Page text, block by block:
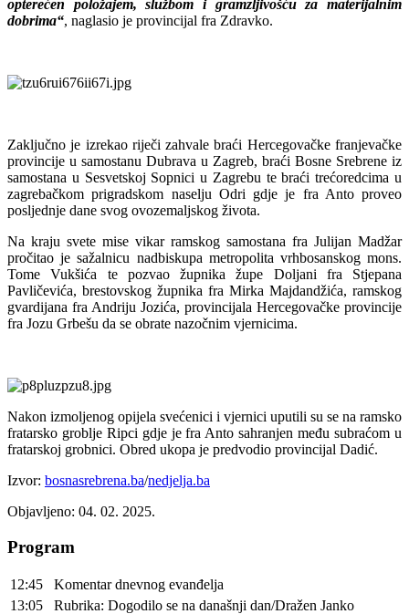
opterećen položajem, službom i gramzljivošću za materijalnim
dobrima“, naglasio je provincijal fra Zdravko.
Zaključno je izrekao riječi zahvale braći Hercegovačke franjevačke
provincije u samostanu Dubrava u Zagreb, braći Bosne Srebrene iz
samostana u Sesvetskoj Sopnici u Zagrebu te braći trećoredcima u
zagrebačkom prigradskom naselju Odri gdje je fra Anto proveo
posljednje dane svog ovozemaljskog života.
Na kraju svete mise vikar ramskog samostana fra Julijan Madžar
pročitao je sažalnicu nadbiskupa metropolita vrhbosanskog mons.
Tome Vukšića te pozvao župnika župe Doljani fra Stjepana
Pavličevića, brestovskog župnika fra Mirka Majdandžića, ramskog
gvardijana fra Andriju Jozića, provincijala Hercegovačke provincije
fra Jozu Grbešu da se obrate nazočnim vjernicima.
Nakon izmoljenog opijela svećenici i vjernici uputili su se na ramsko
fratarsko groblje Ripci gdje je fra Anto sahranjen među subraćom u
fratarskoj grobnici. Obred ukopa je predvodio provincijal Dadić.
Izvor: bosnasrebrena.ba/nedjelja.ba
Objavljeno: 04. 02. 2025.
Program
12:45
Komentar dnevnog evanđelja
13:05
Rubrika: Dogodilo se na današnji dan/Dražen Janko